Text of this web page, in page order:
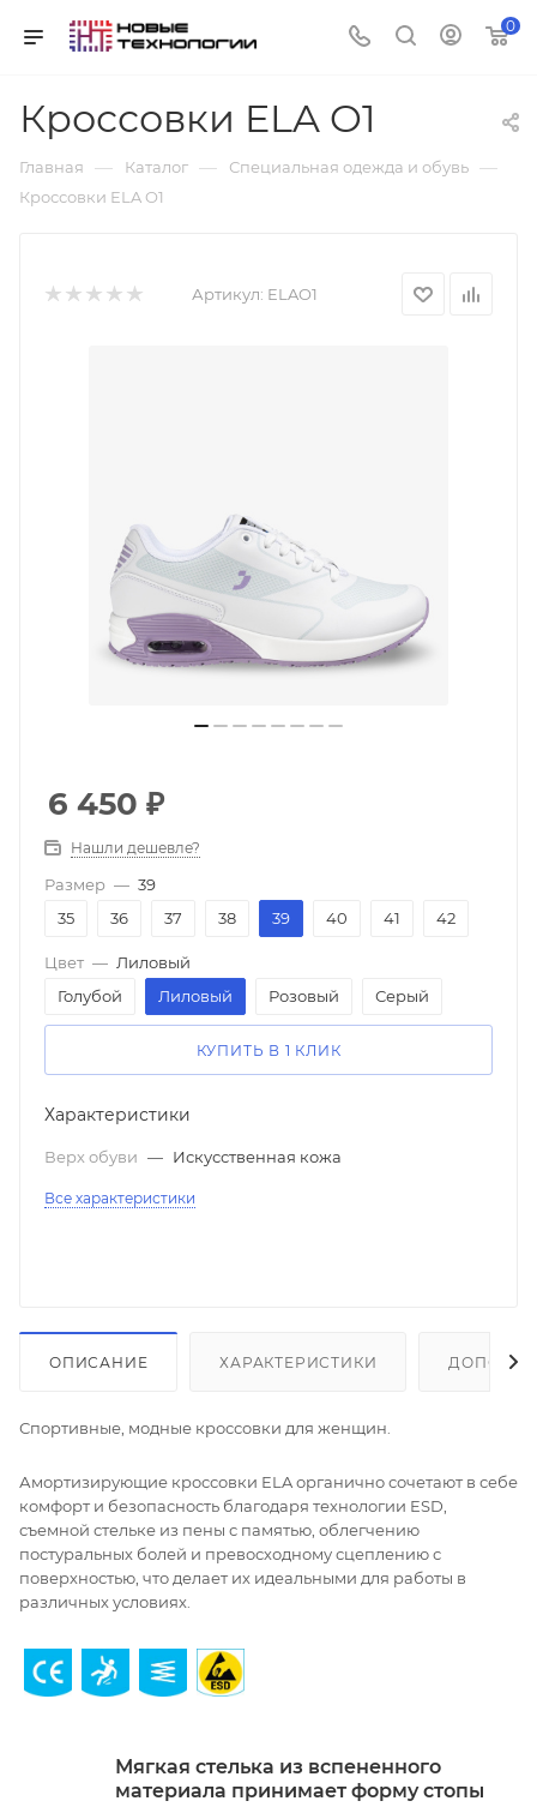
0
Кроссовки ELA O1
Главная — Каталог — Специальная одежда и обувь —
Кроссовки ELA O1
Артикул: ELAO1
6 450 ₽
Нашли дешевле?
Размер — 39
35
36 37 38 39 40 41 42
Цвет — Лиловый
Голубой
Лиловый Розовый Серый
КУПИТЬ В 1 КЛИК
Характеристики
Верх обуви — Искусственная кожа
Все характеристики
ОПИСАНИЕ ХАРАКТЕРИСТИКИ
Спортивные, модные кроссовки для женщин.
Амортизирующие кроссовки ELA органично сочетают в себе
комфорт и безопасность благодаря технологии ESD,
съемной стельке из пены с памятью, облегчению
постуральных болей и превосходному сцеплению с
поверхностью, что делает их идеальными для работы в
различных условиях.
Мягкая стелька из вспененного
материала принимает форму стопы